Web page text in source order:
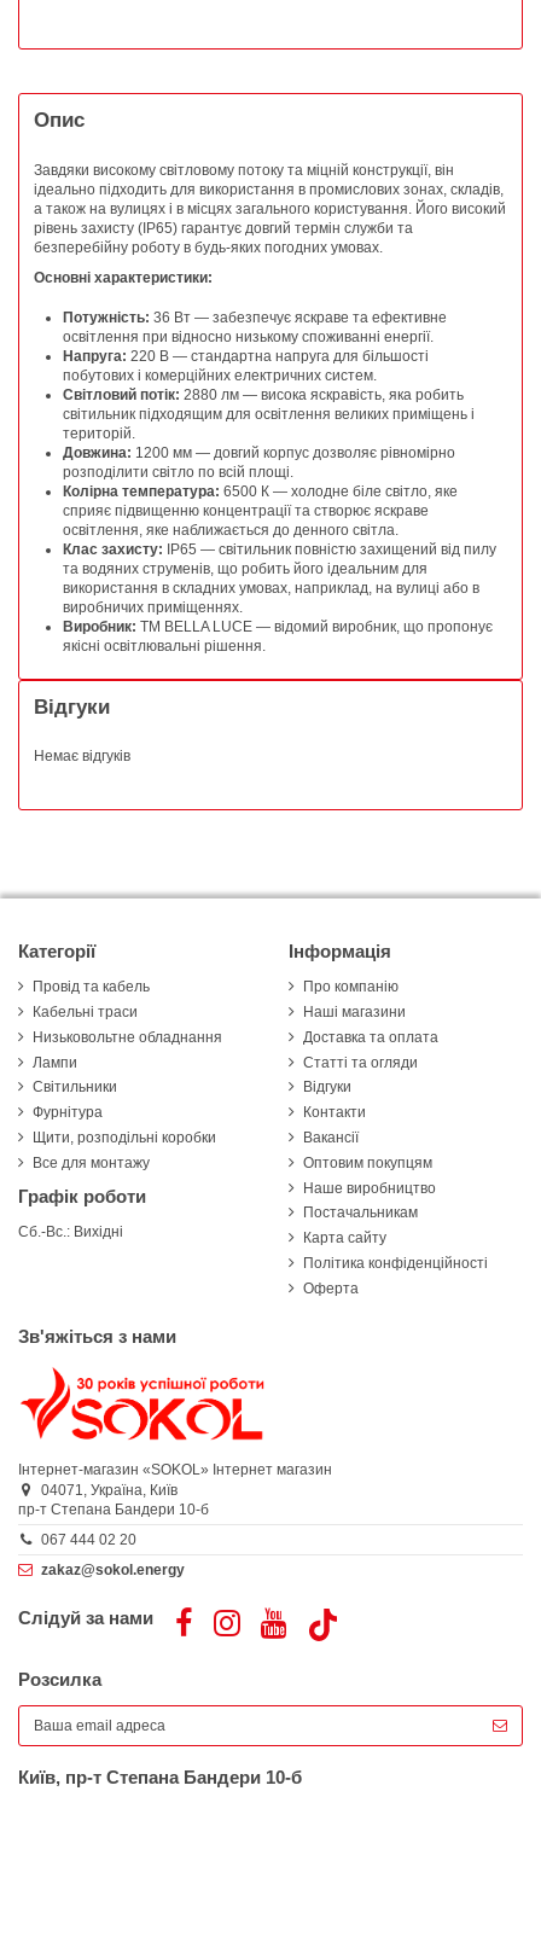
Опис
Завдяки високому світловому потоку та міцній конструкції, він
ідеально підходить для використання в промислових зонах, складів,
а також на вулицях і в місцях загального користування. Його високий
рівень захисту (IP65) гарантує довгий термін служби та
безперебійну роботу в будь-яких погодних умовах.
Основні характеристики:
Потужність: 36 Вт — забезпечує яскраве та ефективне
освітлення при відносно низькому споживанні енергії.
Напруга: 220 В — стандартна напруга для більшості
побутових і комерційних електричних систем.
Світловий потік: 2880 лм — висока яскравість, яка робить
світильник підходящим для освітлення великих приміщень і
територій.
Довжина: 1200 мм — довгий корпус дозволяє рівномірно
розподілити світло по всій площі.
Колірна температура: 6500 К — холодне біле світло, яке
сприяє підвищенню концентрації та створює яскраве
освітлення, яке наближається до денного світла.
Клас захисту: IP65 — світильник повністю захищений від пилу
та водяних струменів, що робить його ідеальним для
використання в складних умовах, наприклад, на вулиці або в
виробничих приміщеннях.
Виробник: TM BELLA LUCE — відомий виробник, що пропонує
якісні освітлювальні рішення.
Відгуки
Немає відгуків
Категорії
Провід та кабель
Кабельні траси
Низьковольтне обладнання
Лампи
Світильники
Фурнітура
Щити, розподільні коробки
Все для монтажу
Графік роботи
Сб.-Вс.: Вихідні
Інформація
Про компанію
Наші магазини
Доставка та оплата
Статті та огляди
Відгуки
Контакти
Вакансії
Оптовим покупцям
Наше виробництво
Постачальникам
Карта сайту
Політика конфіденційності
Оферта
Зв'яжіться з нами
Інтернет-магазин «SOKOL» Інтернет магазин
04071, Україна, Київ
пр-т Степана Бандери 10-б
067 444 02 20
zakaz@sokol.energy
Слідуй за нами
Розсилка
Київ, пр-т Степана Бандери 10-б